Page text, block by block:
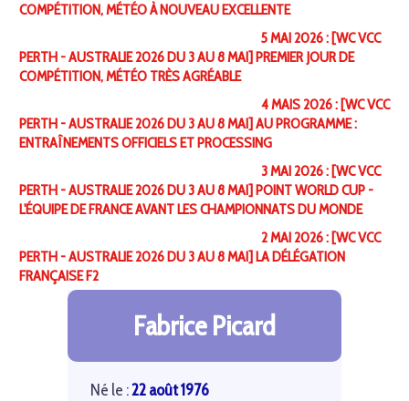
COMPÉTITION, MÉTÉO À NOUVEAU EXCELLENTE
5 MAI 2026 : [WC VCC
PERTH - AUSTRALIE 2026 DU 3 AU 8 MAI] PREMIER JOUR DE
COMPÉTITION, MÉTÉO TRÈS AGRÉABLE
4 MAIS 2026 : [WC VCC
PERTH - AUSTRALIE 2026 DU 3 AU 8 MAI] AU PROGRAMME :
ENTRAÎNEMENTS OFFICIELS ET PROCESSING
3 MAI 2026 : [WC VCC
PERTH - AUSTRALIE 2026 DU 3 AU 8 MAI] POINT WORLD CUP -
L'ÉQUIPE DE FRANCE AVANT LES CHAMPIONNATS DU MONDE
2 MAI 2026 : [WC VCC
PERTH - AUSTRALIE 2026 DU 3 AU 8 MAI] LA DÉLÉGATION
FRANÇAISE F2
Fabrice Picard
Né le :22 août 1976